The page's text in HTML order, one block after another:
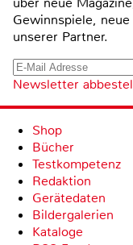
Gewinnspiele,
unserer Partner.
Newsletter
Shop
Bücher
Testkompetenz
Redaktion
Gerätedaten
Bildergalerien
Kataloge